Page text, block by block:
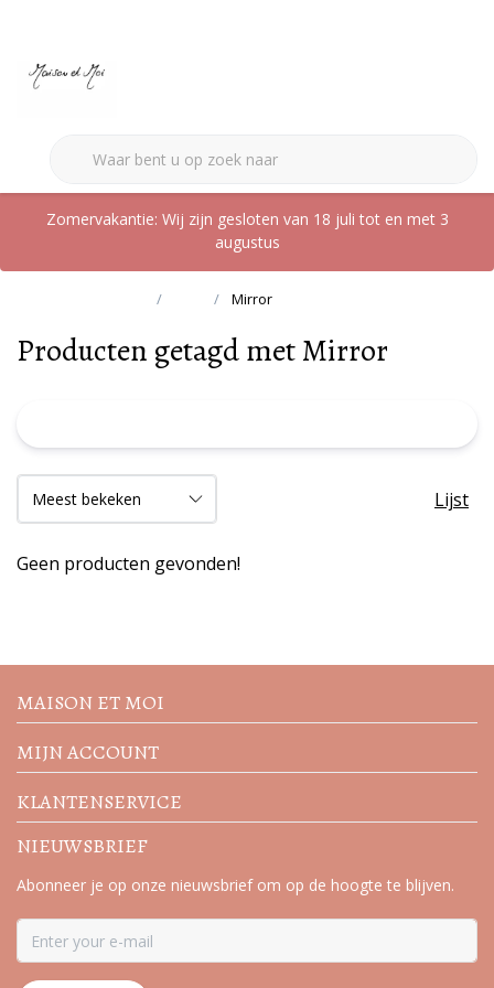
Zomervakantie: Wij zijn gesloten van 18 juli tot en met 3
augustus
Mirror
Producten getagd met Mirror
Lijst
Geen producten gevonden!
acties
MAISON ET MOI
MIJN ACCOUNT
KLANTENSERVICE
NIEUWSBRIEF
Abonneer je op onze nieuwsbrief om op de hoogte te blijven.